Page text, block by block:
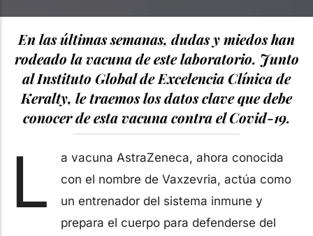
En las últimas semanas, dudas y miedos han
rodeado la vacuna de este laboratorio. Junto
al Instituto Global de Excelencia Clínica de
Keralty, le traemos los datos clave que debe
conocer de esta vacuna contra el Covid-19.
L
a vacuna AstraZeneca, ahora conocida
con el nombre de Vaxzevria, actúa como
un entrenador del sistema inmune y
prepara el cuerpo para defenderse del